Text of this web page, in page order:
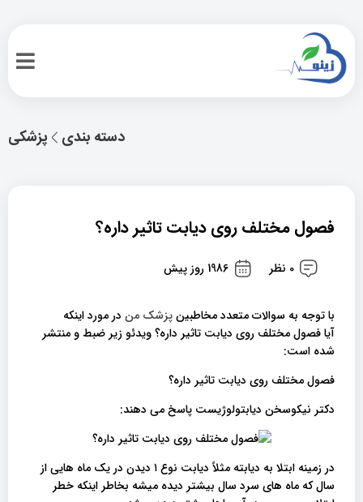
پزشکی دسته بندی
فصول مختلف روی دیابت تاثیر داره؟
0 نظر 1986 روز پیش
با توجه به سوالات متعدد مخاطبینپزشک من در مورد اینکه
آیا فصول مختلف روی دیابت تاثیر داره؟ ویدئو زیر ضبط و منتشر
شده است:
فصول مختلف روی دیابت تاثیر داره؟
دکتر نیکوسخن دیابتولوژیست پاسخ می دهند:
در زمینه ابتلا به دیابته مثلاً دیابت نوع ۱ دیدن در یک ماه هایی از
سال که ماه های سرد سال بیشتر دیده میشه بخاطر اینکه خطر